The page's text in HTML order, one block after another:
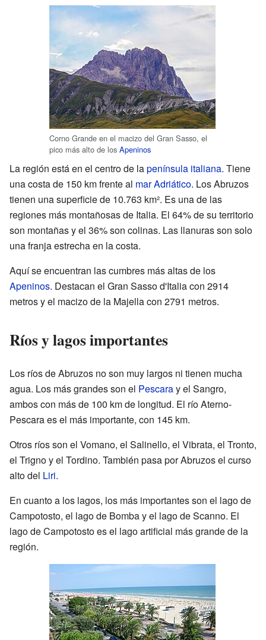
Corno Grande en el macizo del Gran Sasso, el
pico más alto de los Apeninos
La región está en el centro de lapenínsula italiana. Tiene
una costa de 150 km frente al mar Adriático. Los Abruzos
tienen una superficie de 10.763 km². Es una de las
regiones más montañosas de Italia. El 64% de su territorio
son montañas y el 36% son colinas. Las llanuras son solo
una franja estrecha en la costa.
Aquí se encuentran las cumbres más altas de los
Apeninos. Destacan el Gran Sasso d'Italia con 2914
metros y el macizo de la Majella con 2791 metros.
Ríos y lagos importantes
Los ríos de Abruzos no son muy largos ni tienen mucha
agua. Los más grandes son el Pescaray el Sangro,
ambos con más de 100 km de longitud. El río Aterno-
Pescara es el más importante, con 145 km.
Otros ríos son el Vomano, el Salinello, el Vibrata, el Tronto,
el Trigno y el Tordino. También pasa por Abruzos el curso
alto del Liri.
En cuanto a los lagos, los más importantes son el lago de
Campotosto, el lago de Bomba y el lago de Scanno. El
lago de Campotosto es el lago artificial más grande de la
región.